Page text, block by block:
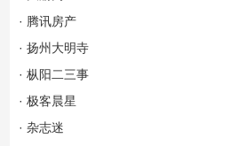
· 腾讯房产
· 扬州大明寺
· 枞阳二三事
· 极客晨星
· 杂志迷